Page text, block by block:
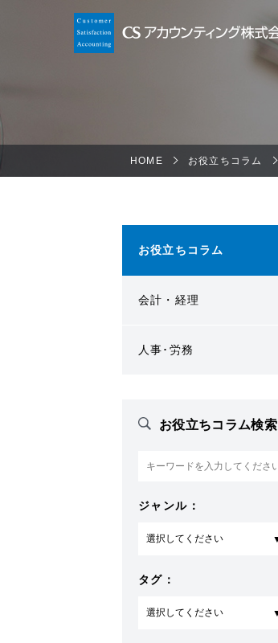
HOME お役立ちコラム
お役立ちコラム
会計・経理
人事･労務
お役立ちコラム検索
ジャンル：
タグ：